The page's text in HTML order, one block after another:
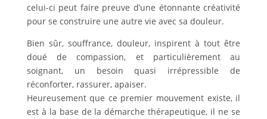
celui-ci peut faire preuve d’une étonnante créativité
pour se construire une autre vie avec sa douleur.
Bien sûr, souffrance, douleur, inspirent à tout être
doué de compassion, et particulièrement au
soignant, un besoin quasi irrépressible de
réconforter, rassurer, apaiser.
Heureusement que ce premier mouvement existe, il
est à la base de la démarche thérapeutique, il ne se